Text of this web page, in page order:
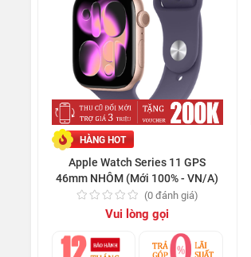
HÀNG HOT
Apple Watch Series 11 GPS
46mm NHÔM (Mới 100% - VN/A)
(0 đánh giá)
Vui lòng gọi